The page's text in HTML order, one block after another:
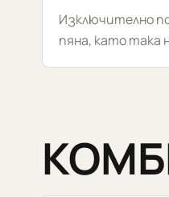
Изключително
пяна, като така